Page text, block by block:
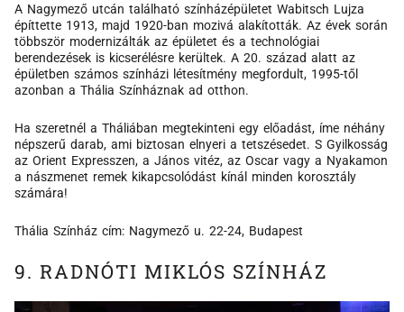
A Nagymező utcán található színházépületet Wabitsch Lujza
építtette 1913, majd 1920-ban mozivá alakították. Az évek során
többször modernizálták az épületet és a technológiai
berendezések is kicserélésre kerültek. A 20. század alatt az
épületben számos színházi létesítmény megfordult, 1995-től
azonban a Thália Színháznak ad otthon.
Ha szeretnél a Tháliában megtekinteni egy előadást, íme néhány
népszerű darab, ami biztosan elnyeri a tetszésedet. S Gyilkosság
az Orient Expresszen, a János vitéz, az Oscar vagy a Nyakamon
a nászmenet remek kikapcsolódást kínál minden korosztály
számára!
Thália Színház cím: Nagymező u. 22-24, Budapest
9. RADNÓTI MIKLÓS SZÍNHÁZ